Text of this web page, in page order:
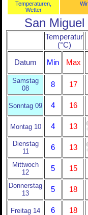
Temperaturen,
Wetter
San
Temperatur
(°C)
Datum Min Max
Samstag
08
8 17
Sonntag 09 4 16
Montag 10 4 13
Dienstag
11
6 13
Mittwoch
12
5 15
Donnerstag
13
5 18
Freitag 14 6 18